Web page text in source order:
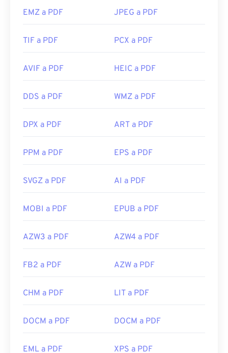
EMZ a PDF JPEG a PDF
TIF a PDF PCX a PDF
AVIF a PDF HEIC a PDF
DDS a PDF WMZ a PDF
DPX a PDF ART a PDF
PPM a PDF EPS a PDF
SVGZ a PDF AI a PDF
MOBI a PDF EPUB a PDF
AZW3 a PDF AZW4 a PDF
FB2 a PDF AZW a PDF
CHM a PDF LIT a PDF
DOCM a PDF DOCM a PDF
EML a PDF XPS a PDF